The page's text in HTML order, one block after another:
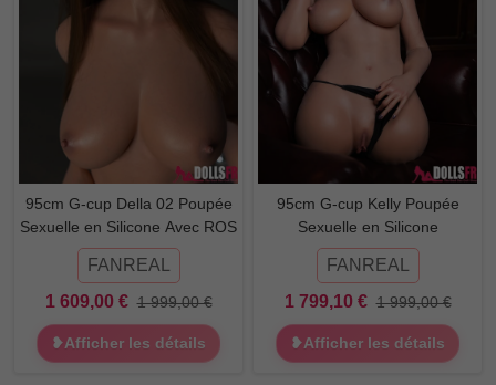
95cm G-cup Della 02 Poupée
Sexuelle en Silicone Avec ROS
FANREAL
1 609,00 € 1 999,00 €
❥Afficher les détails
95cm G-cup Kelly Poupée
Sexuelle en Silicone
FANREAL
1 799,10 € 1 999,00 €
❥Afficher les détails